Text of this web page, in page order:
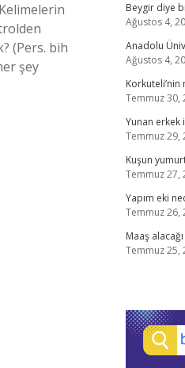
(Pers. bih
şey
Beygir diye
Ağustos 4,
Anadolu
Ağustos 4,
Temmuz 30,
Yunan erkek
Temmuz 29,
Kuşun
Temmuz 27,
Yapım eki
Temmuz 26,
Maaş
Temmuz 25,